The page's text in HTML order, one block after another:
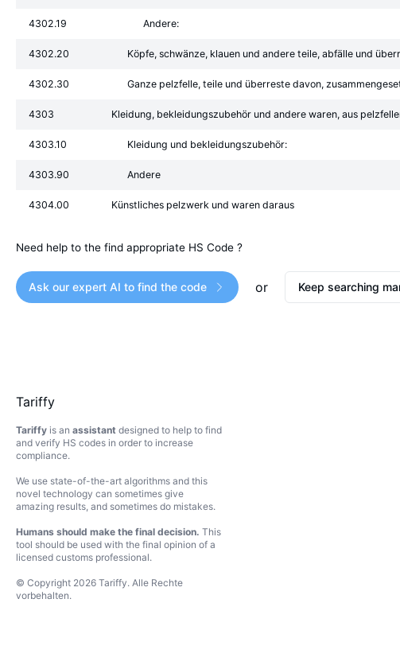
4302.19 Andere:
4302.20 Köpfe, schwänze, klauen und andere teile, abfälle und
4302.30 Ganze pelzfelle, teile und überreste davon,
4303 Kleidung, bekleidungszubehör und andere waren, aus
4303.10 Kleidung und bekleidungszubehör:
4303.90 Andere
4304.00 Künstliches pelzwerk und waren daraus
Need help to the find appropriate HS Code ?
Ask our expert AI to find the code or Keep searching
Tariffy
Tariffy is an assistant designed to help to find
and verify HS codes in order to increase
compliance.
We use state-of-the-art algorithms and this
novel technology can sometimes give
amazing results, and sometimes do mistakes.
Humans should make the final decision. This
tool should be used with the final opinion of a
licensed customs professional.
© Copyright 2026 Tariffy. Alle Rechte
vorbehalten.